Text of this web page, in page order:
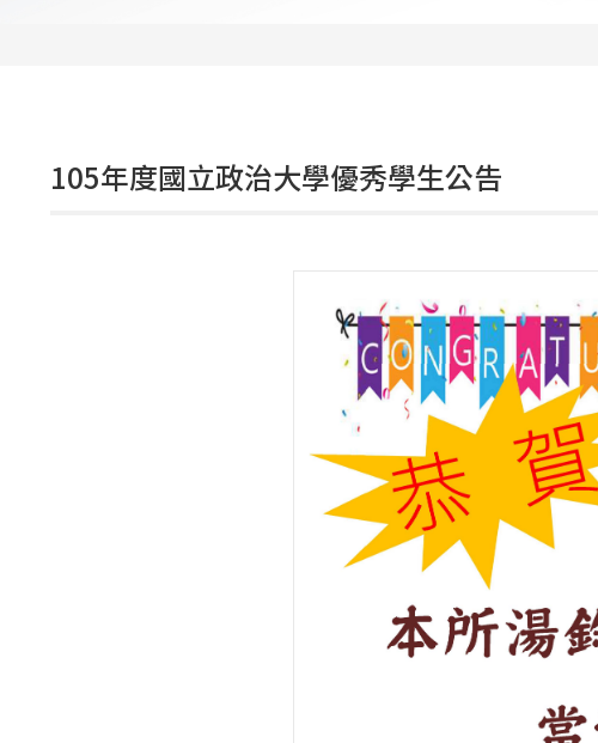
105年度國立政治大學優秀學生公告